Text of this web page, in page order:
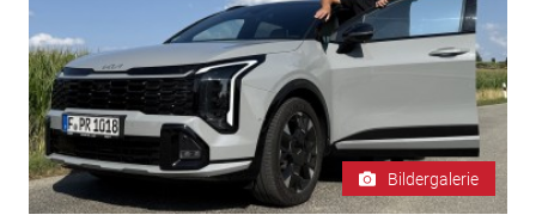
Bildergalerie